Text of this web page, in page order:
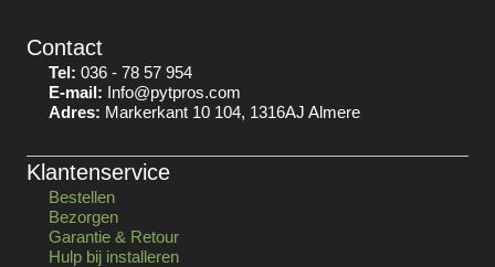
Contact
Tel: 036 - 78 57 954
E-mail: Info@pytpros.com
Adres: Markerkant 10 104, 1316AJ Almere
Klantenservice
Bestellen
Bezorgen
Garantie & Retour
Hulp bij installeren